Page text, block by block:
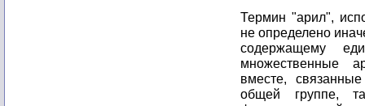
Термин "арил",
не определено
содержащему
множественные
вместе,
общей группе,